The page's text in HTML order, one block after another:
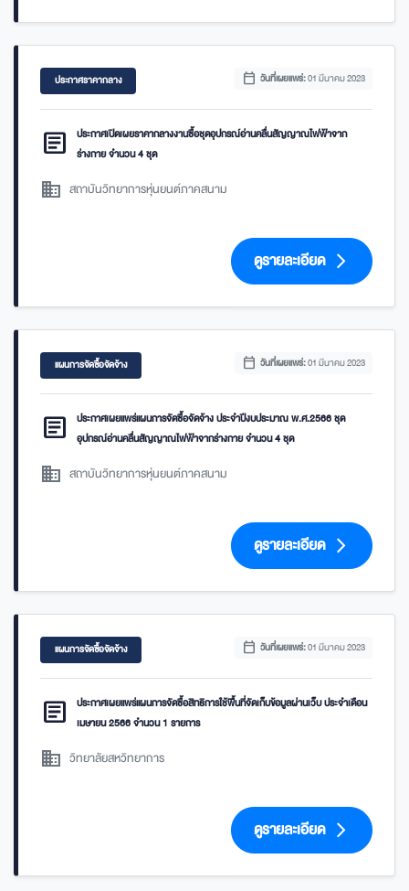
ประกาศราคากลาง calendar_today วันที่เผยแพร่:01 มีนาคม 2023
article
ประกาศเปิดเผยราคากลางงานซื้อชุดอุปกรณ์อ่านคลื่นสัญญาณไฟฟ้าจาก
ร่างกาย จำนวน 4 ชุด
domain สถาบันวิทยาการหุ่นยนต์ภาคสนาม
ดูรายละเอียด arrow_forward_ios
แผนการจัดซื้อจัดจ้าง calendar_today วันที่เผยแพร่:01 มีนาคม 2023
article
ประกาศเผยแพร่แผนการจัดซื้อจัดจ้าง ประจำปีงบประมาณ พ.ศ.2566 ชุด
อุปกรณ์อ่านคลื่นสัญญาณไฟฟ้าจากร่างกาย จำนวน 4 ชุด
domain สถาบันวิทยาการหุ่นยนต์ภาคสนาม
ดูรายละเอียด arrow_forward_ios
แผนการจัดซื้อจัดจ้าง calendar_today วันที่เผยแพร่:01 มีนาคม 2023
article
ประกาศเผยแพร่แผนการจัดซื้อสิทธิการใช้พื้นที่จัดเก็บข้อมูลผ่านเว็บ ประจำเดือน
เมษายน 2566 จำนวน 1 รายการ
domain วิทยาลัยสหวิทยาการ
ดูรายละเอียด arrow_forward_ios